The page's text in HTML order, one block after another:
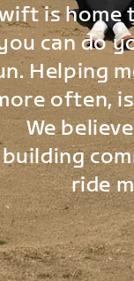
is home
can do
Helping
often,
We
building
ride